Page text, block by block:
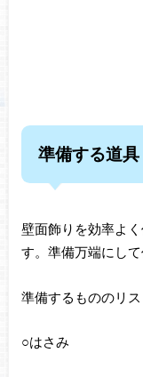
準備する道具
壁面飾りを効率よ
す。準備万端にして
準備するもののリス
○はさみ